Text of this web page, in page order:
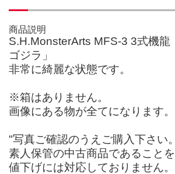
商品説明
S.H.MonsterArts MFS-3 3式機龍
ゴジラ」
非常に綺麗な状態です。
※箱はありません。
画像にある物が全てになります。
"写真ご確認のうえご購入下さい。
素人保管の中古商品であることを
値下げには対応しておりません。